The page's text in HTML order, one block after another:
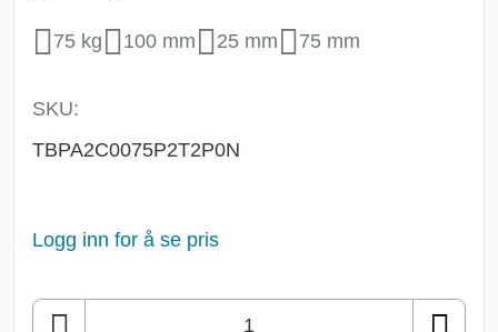
75 kg 100 mm 25 mm 75 mm
SKU:
TBPA2C0075P2T2P0N
Logg inn for å se pris